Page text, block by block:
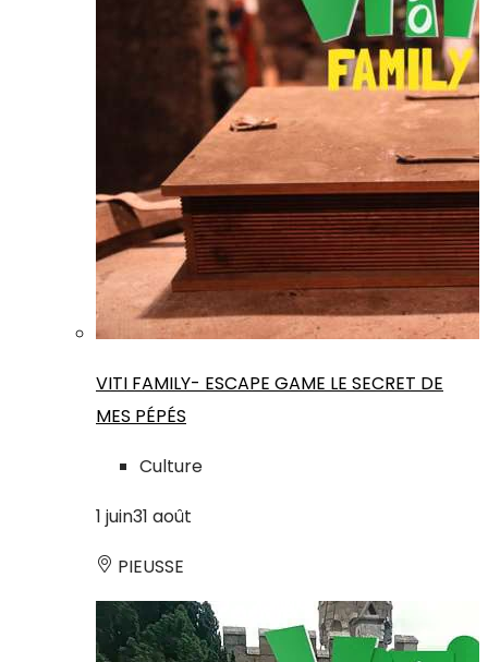
VITI FAMILY- ESCAPE GAME LE SECRET DE
MES PÉPÉS
Culture
1 juin31 août
PIEUSSE